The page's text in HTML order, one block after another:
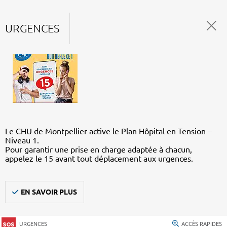
URGENCES
Le CHU de Montpellier active le Plan Hôpital en Tension –
Niveau 1.
Pour garantir une prise en charge adaptée à chacun,
appelez le 15 avant tout déplacement aux urgences.
EN SAVOIR PLUS
URGENCES ACCÈS RAPIDES